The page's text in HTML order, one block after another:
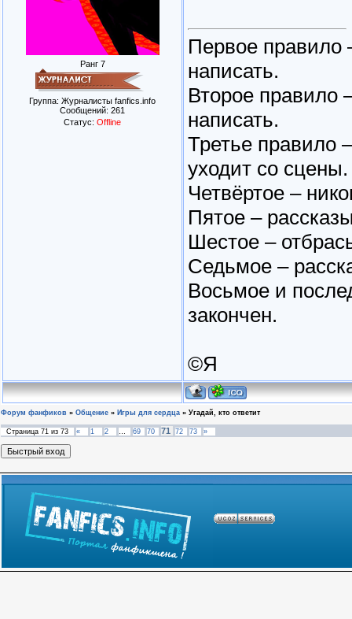
Ранг 7
Группа: Журналисты fanfics.info
Сообщений: 261
Статус: Offline
Первое правило
написать.
Второе правило
написать.
Третье правило
уходит со сцены.
Четвёртое –
Пятое –
Шестое –
Седьмое –
Восьмое и
закончен.
©Я
Форум фанфиков » Общение » Игры для сердца » Угадай, кто ответит
Страница 71 из 73 « 1 2 … 69 70 71 72 73 »